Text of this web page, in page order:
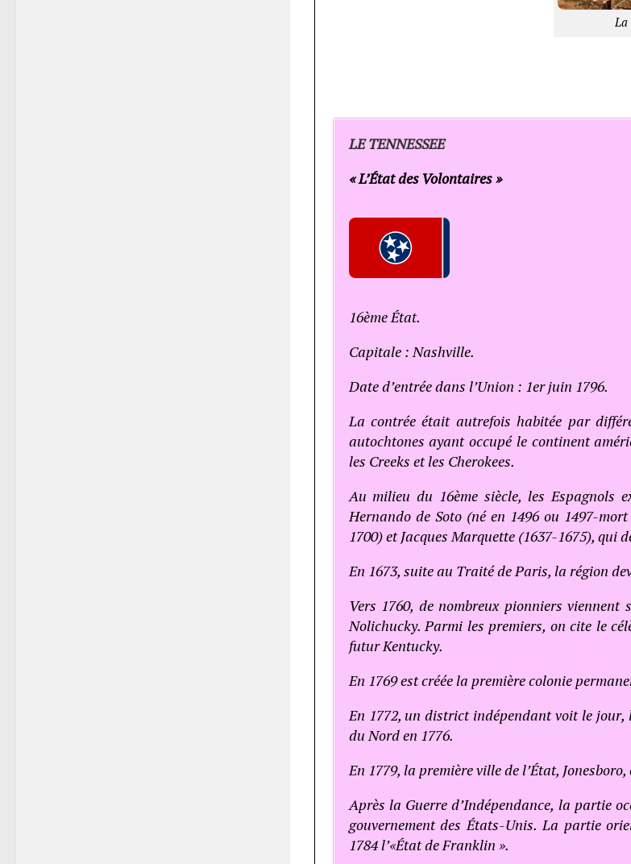
La
LE TENNESSEE
« L’État des Volontaires »
16ème État.
Capitale : Nashville.
Date d’entrée dans l’Union : 1er juin 1796.
La contrée était autrefois habitée par
autochtones ayant occupé le continent
les Creeks et les Cherokees.
Au milieu du 16ème siècle, les Espagnols
Hernando de Soto (né en 1496 ou 1497-
1700) et Jacques Marquette (1637-1675), qui
En 1673, suite au Traité de Paris, la région
Vers 1760, de nombreux pionniers
Nolichucky. Parmi les premiers, on cite le
futur Kentucky.
En 1769 est créée la première colonie
En 1772, un district indépendant voit le
du Nord en 1776.
En 1779, la première ville de l’État,
Après la Guerre d’Indépendance, la partie
gouvernement des États-Unis. La partie
1784 l’«État de Franklin ».